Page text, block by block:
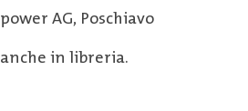
AG, Poschiavo
in libreria.